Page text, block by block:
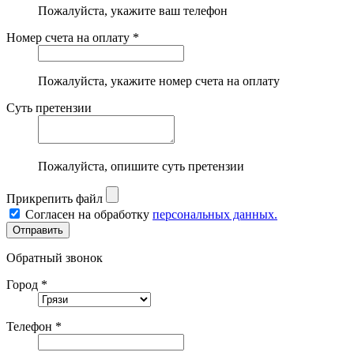
Пожалуйста, укажите ваш телефон
Номер счета на оплату *
Пожалуйста, укажите номер счета на оплату
Суть претензии
Пожалуйста, опишите суть претензии
Прикрепить файл
Согласен на обработку персональных данных.
Обратный звонок
Город *
Телефон *